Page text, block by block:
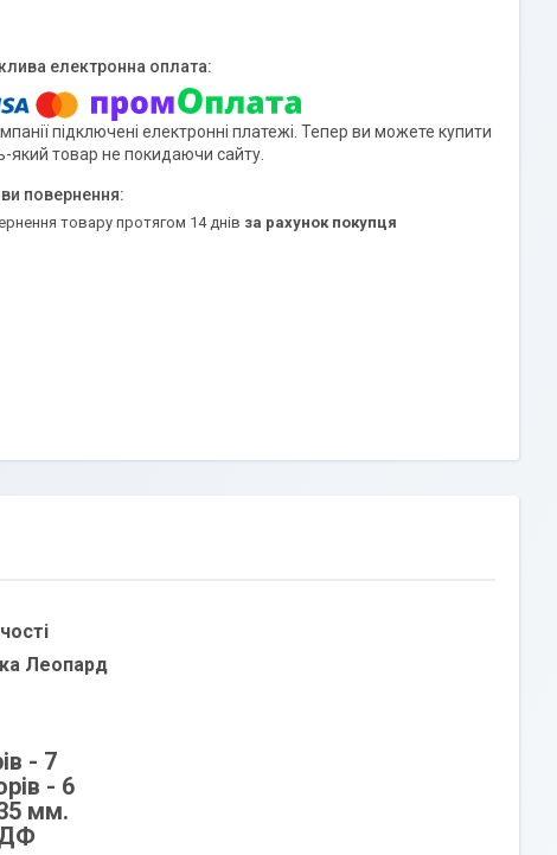
підключені електронні платежі. Тепер ви можете купити
який товар не покидаючи сайту.
товару протягом 14 днів за рахунок покупця
Леопард
- 7
- 6
мм.